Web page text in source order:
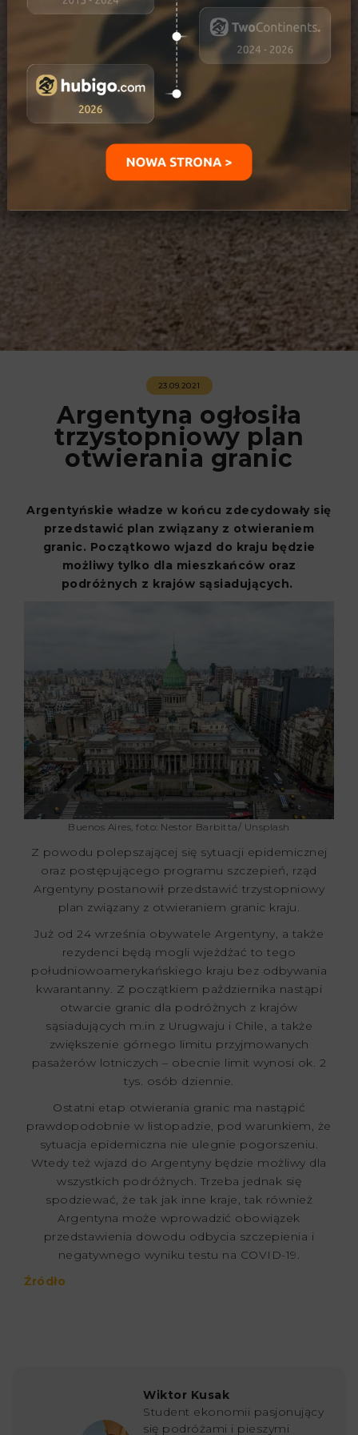
23.09.2021
Argentyna ogłosiła
trzystopniowy plan
otwierania granic
Argentyńskie władze w końcu zdecydowały się
przedstawić plan związany z otwieraniem
granic. Początkowo wjazd do kraju będzie
możliwy tylko dla mieszkańców oraz
podróżnych z krajów sąsiadujących.
Buenos Aires, foto: Nestor Barbitta/ Unsplash
Z powodu polepszającej się sytuacji epidemicznej
oraz postępującego programu szczepień, rząd
Argentyny postanowił przedstawić trzystopniowy
plan związany z otwieraniem granic kraju.
Już od 24 września obywatele Argentyny, a także
rezydenci będą mogli wjeżdżać to tego
południowoamerykańskiego kraju bez odbywania
kwarantanny. Z początkiem października nastąpi
otwarcie granic dla podróżnych z krajów
sąsiadujących m.in z Urugwaju i Chile, a także
zwiększenie górnego limitu przyjmowanych
pasażerów lotniczych – obecnie limit wynosi ok. 2
tys. osób dziennie.
Ostatni etap otwierania granic ma nastąpić
prawdopodobnie w listopadzie, pod warunkiem, że
sytuacja epidemiczna nie ulegnie pogorszeniu.
Wtedy też wjazd do Argentyny będzie możliwy dla
wszystkich podróżnych. Trzeba jednak się
spodziewać, że tak jak inne kraje, tak również
Argentyna może wprowadzić obowiązek
przedstawienia dowodu odbycia szczepienia i
negatywnego wyniku testu na COVID-19.
Źródło
Wiktor Kusak
Student ekonomii pasjonujący
się podróżami i pieszymi